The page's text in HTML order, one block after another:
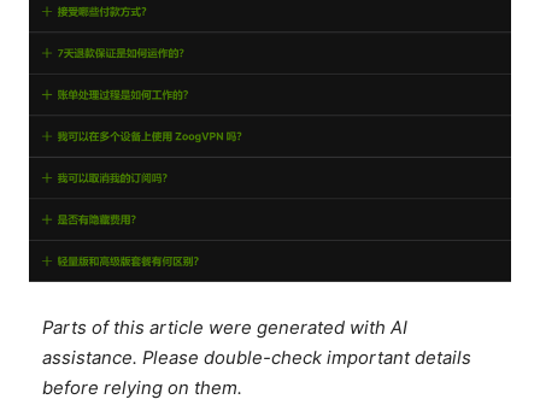
Parts of this article were generated with AI
assistance. Please double-check important details
before relying on them.